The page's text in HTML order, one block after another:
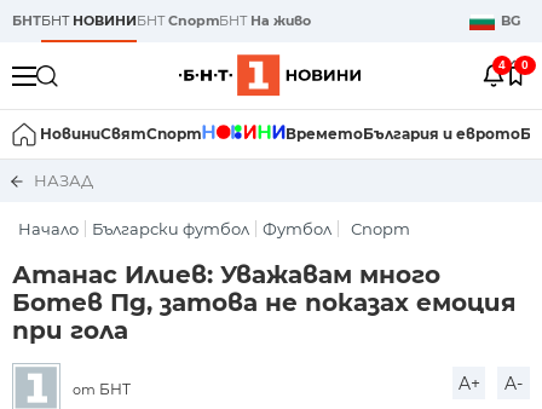
БНТБНТ НОВИНИБНТСпортБНТ На живо BG
4 0
НовиниСвятСпорт ВреметоБългария и еврото
НАЗАД
Начало Български футбол Футбол Спорт
Атанас Илиев: Уважавам много
Ботев Пд, затова не показах емоция
при гола
от БНТ A+ A-